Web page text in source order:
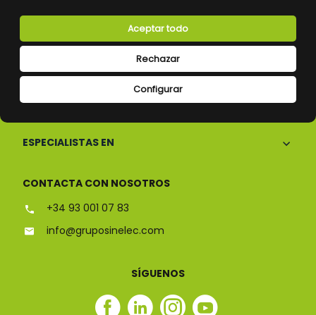
Configurar
Rechazar
Aceptar todo
CONÓCENOS
ESPECIALISTAS EN
CONTACTA CON NOSOTROS
+34 93 001 07 83
info@gruposinelec.com
SÍGUENOS
Facebook
Linkedin
Instagram
Youtube